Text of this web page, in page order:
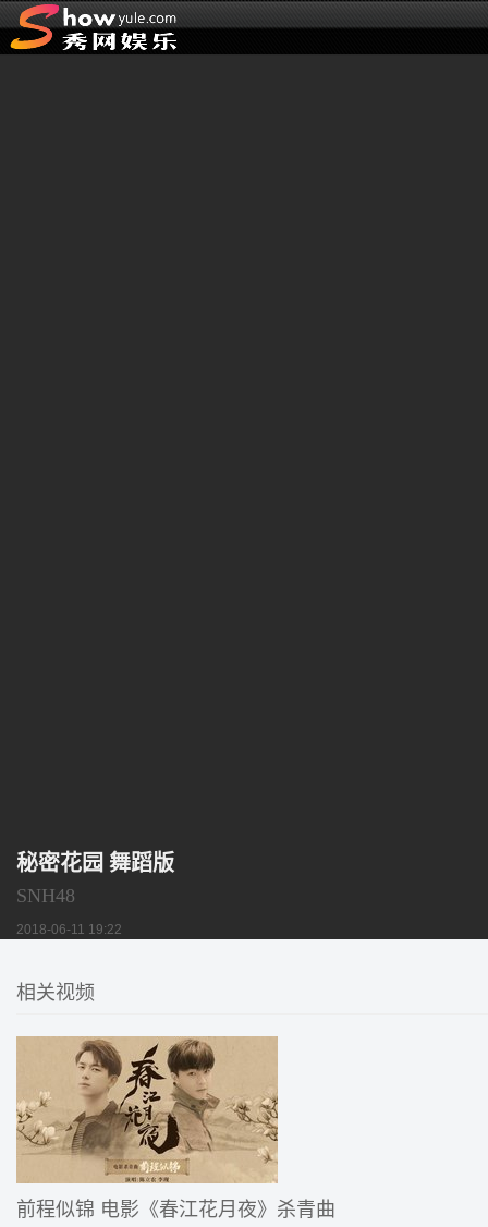
秘密花园 舞蹈版
SNH48
2018-06-11 19:22
相关视频
前程似锦 电影《春江花月夜》杀青曲